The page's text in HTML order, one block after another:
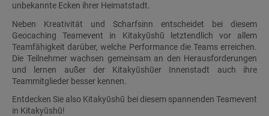
unbekannte Ecken ihrer Heimatstadt.
Neben Kreativität und Scharfsinn entscheidet bei diesem
Geocaching Teamevent in Kitakyūshū letztendlich vor allem
Teamfähigkeit darüber, welche Performance die Teams erreichen.
Die Teilnehmer wachsen gemeinsam an den Herausforderungen
und lernen außer der Kitakyūshūer Innenstadt auch ihre
Teammitglieder besser kennen.
Entdecken Sie also Kitakyūshū bei diesem spannenden Teamevent
in Kitakyūshū!